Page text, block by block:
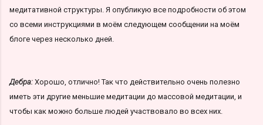
медитативной структуры. Я опубликую все подробности об этом
со всеми инструкциями в моём следующем сообщении на моём
блоге через несколько дней.
Дебра: Хорошо, отлично! Так что действительно очень полезно
иметь эти другие меньшие медитации до массовой медитации, и
чтобы как можно больше людей участвовало во всех них.